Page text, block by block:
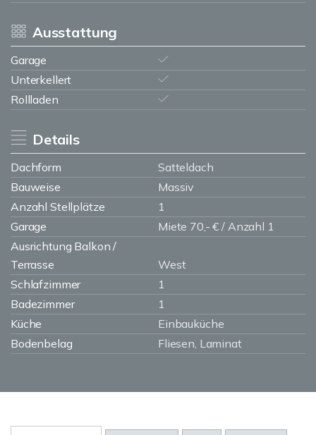
Ausstattung
Garage
Unterkellert
Rollladen
Details
Dachform
Satteldach
Bauweise
Massiv
Anzahl Stellplätze
1
Garage
Miete 70,- € / Anzahl 1
Ausrichtung Balkon /
Terrasse
West
Schlafzimmer
1
Badezimmer
1
Küche
Einbauküche
Bodenbelag
Fliesen, Laminat